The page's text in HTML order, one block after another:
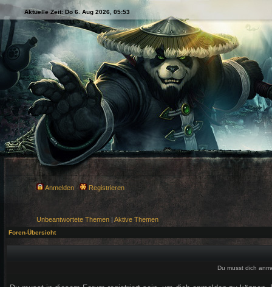
Aktuelle Zeit: Do 6. Aug 2026, 05:53
Anmelden Registrieren
Unbeantwortete Themen | Aktive Themen
Foren-Übersicht
Du musst dich